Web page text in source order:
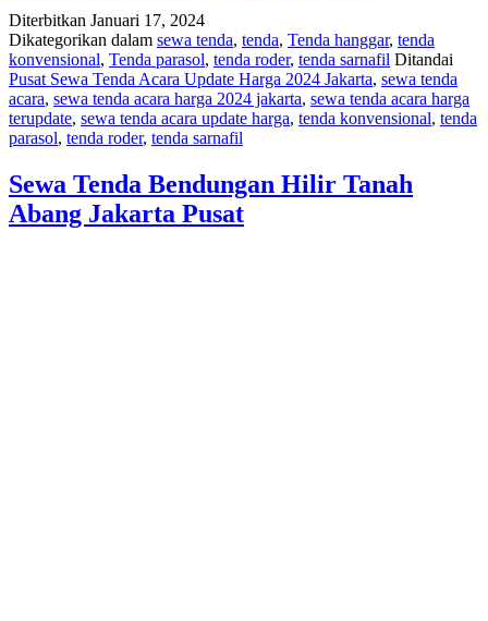
Diterbitkan Januari 17, 2024
Dikategorikan dalam sewa tenda, tenda, Tenda hanggar, tenda
konvensional, Tenda parasol, tenda roder, tenda sarnafil Ditandai
Pusat Sewa Tenda Acara Update Harga 2024 Jakarta, sewa tenda
acara, sewa tenda acara harga 2024 jakarta, sewa tenda acara harga
terupdate, sewa tenda acara update harga, tenda konvensional, tenda
parasol, tenda roder, tenda sarnafil
Sewa Tenda Bendungan Hilir Tanah
Abang Jakarta Pusat